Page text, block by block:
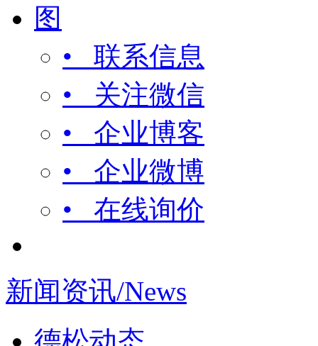
• 联系信息
• 关注微信
• 企业博客
• 企业微博
• 在线询价
新闻资讯/News